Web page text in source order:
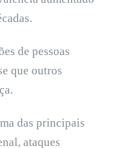
de pessoas
que outros
das principais
ataques